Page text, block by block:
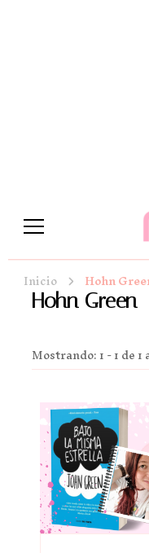
Inicio Hohn
Hohn Green
Mostrando: 1 - 1 de